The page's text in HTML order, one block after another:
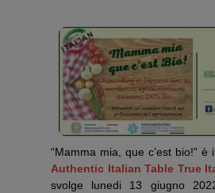
“Mamma mia, que c’est bio!” è
Authentic Italian Table True
svolge lunedi 13 giugno